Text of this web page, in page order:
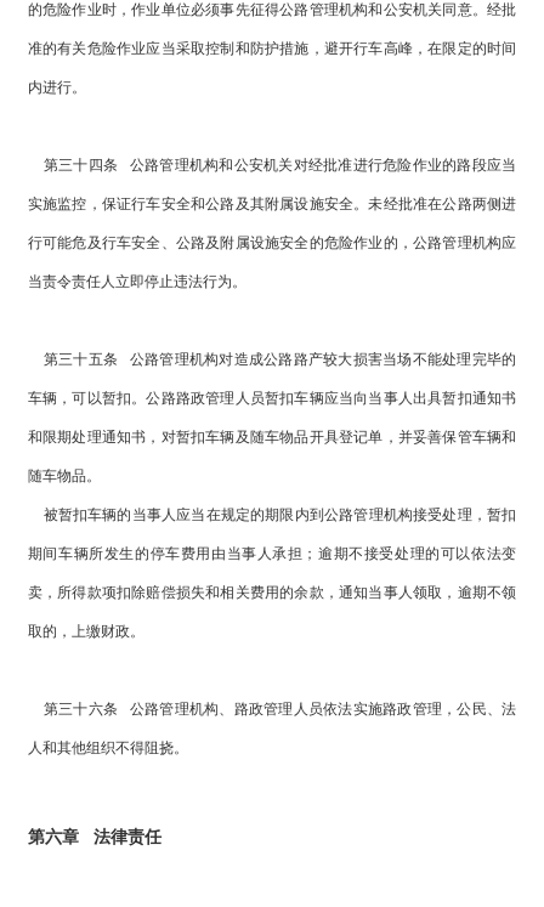
的危险作业时，作业单位必须事先征得公路管理机构和公安机关同意。经批
准的有关危险作业应当采取控制和防护措施，避开行车高峰，在限定的时间
内进行。
第三十四条 公路管理机构和公安机关对经批准进行危险作业的路段应当
实施监控，保证行车安全和公路及其附属设施安全。未经批准在公路两侧进
行可能危及行车安全、公路及附属设施安全的危险作业的，公路管理机构应
当责令责任人立即停止违法行为。
第三十五条 公路管理机构对造成公路路产较大损害当场不能处理完毕的
车辆，可以暂扣。公路路政管理人员暂扣车辆应当向当事人出具暂扣通知书
和限期处理通知书，对暂扣车辆及随车物品开具登记单，并妥善保管车辆和
随车物品。
被暂扣车辆的当事人应当在规定的期限内到公路管理机构接受处理，暂扣
期间车辆所发生的停车费用由当事人承担；逾期不接受处理的可以依法变
卖，所得款项扣除赔偿损失和相关费用的余款，通知当事人领取，逾期不领
取的，上缴财政。
第三十六条 公路管理机构、路政管理人员依法实施路政管理，公民、法
人和其他组织不得阻挠。
第六章 法律责任